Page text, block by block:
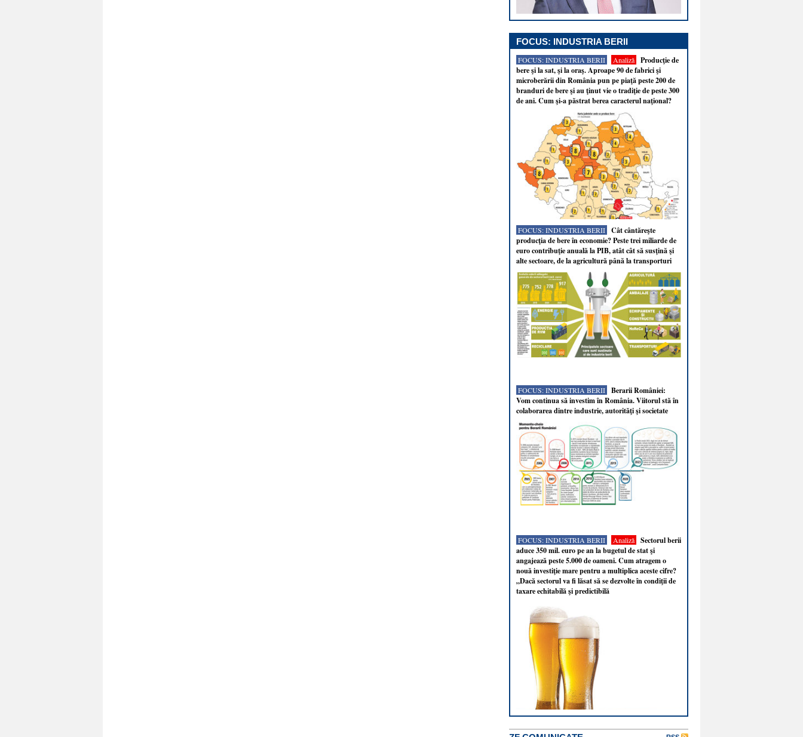
FOCUS: INDUSTRIA BERII
FOCUS: INDUSTRIA BERII Analiză
Producţie de
bere şi la sat, şi la oraş. Aproape 90 de fabrici şi
microberării din România pun pe piaţă peste 200 de
branduri de bere şi au ţinut vie o tradiţie de peste 300
de ani. Cum şi-a păstrat berea caracterul naţional?
FOCUS: INDUSTRIA BERII
Cât cântăreşte
producţia de bere în economie? Peste trei miliarde de
euro contribuţie anuală la PIB, atât cât să susţină şi
alte sectoare, de la agricultură până la transporturi
FOCUS: INDUSTRIA BERII
Berarii României:
Vom continua să investim în România. Viitorul stă în
colaborarea dintre industrie, autorităţi şi societate
FOCUS: INDUSTRIA BERII Analiză
Sectorul berii
aduce 350 mil. euro pe an la bugetul de stat şi
angajează peste 5.000 de oameni. Cum atragem o
nouă investiţie mare pentru a multiplica aceste cifre?
„Dacă sectorul va fi lăsat să se dezvolte în condiţii de
taxare echitabilă şi predictibilă